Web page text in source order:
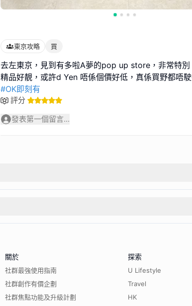
東京攻略 買
去左東京，見到有多啦A夢的pop up store，非常特別
#OK即刻有
評分
發表第一個留言...
關於
社群最強使用指南
社群創作有價企劃
社群焦點功能及升級計劃
探索
U Lifestyle
Travel
HK